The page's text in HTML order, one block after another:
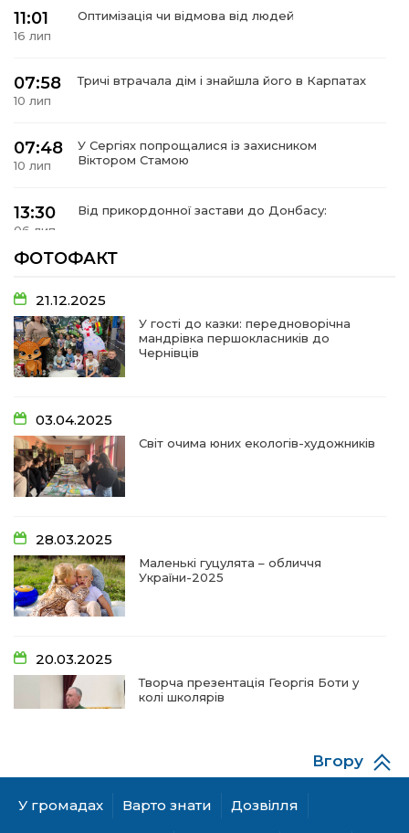
11:01
16 лип
Оптимізація чи відмова від людей
07:58
10 лип
Тричі втрачала дім і знайшла його в Карпатах
07:48
10 лип
У Сергіях попрощалися із захисником
Віктором Стамою
13:30
06 лип
Від прикордонної застави до Донбасу:
01 лип
09:31
28 чер
Творчі підсумки юних художників
09:28
28 чер
09:20
28 чер
Проза Людмили Охріменко: про те, що і гріє, і
болить…
14:44
19 чер
Рік невідомості та болю:
14:33
19 чер
На освітньому горизонті
09:09 Від дитячих випробувань до фронту
09:03
11 чер
ФОТОФАКТ
21.12.2025
У гості до казки: передноворічна
мандрівка першокласників до
Чернівців
03.04.2025
Світ очима юних екологів-художників
28.03.2025
Маленькі гуцулята – обличчя
України-2025
20.03.2025
Творча презентація Георгія Боти у
колі школярів
06.12.2024
А гуцулкам пасує хустка!
У громадах Варто знати Дозвілля
Вгору